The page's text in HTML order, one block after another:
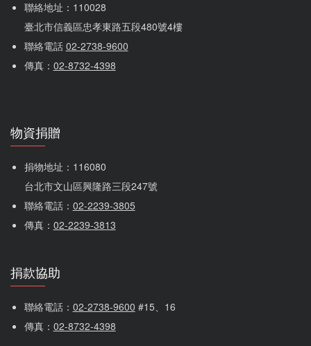
一般的親吻，不會因口水接觸而傳染愛滋病
毒。除非因為牙齦發炎或口腔潰瘍，又以法
式舌吻(喇舌)而接觸到血液，才有可能傳染愛
滋病毒(但與不安全性行為相比，透過親吻感
和體液的交換才有感染的可能，因此一般物品的
接觸並不會感染愛滋。
服用PrEP藥物就能百分之百預防感染愛滋病毒
嗎？
使用PrEP並不保證100％預防感染愛滋病毒，倘依
醫師的指示規律服藥，讓體內具足夠藥物濃度，
險，同時預防感染愛滋病毒和其他性傳染病。
有愛滋感染風險者，如頻繁性行為卻未使用保險
套、未感染愛滋病毒的感染者配偶或性伴侶等，
需經醫師評估後使用，若已經感染愛滋病毒，則
不適用。
PEP是什麼？
PEP是暴露愛滋病毒後預防感染的方式之一，如有
從事不安全危險性行為、遭性侵害、共用針器或
稀釋液的注射藥癮者等，或直接接觸到疑似愛滋
聯絡地址：110028
臺北市信義區忠孝東路五段480號4樓
聯絡電話 02-2738-9600
傳真： 02-8732-4398
物資捐贈
捐物地址：116080
台北市文山區興隆路三段247號
聯絡電話： 02-2239-3805
傳真： 02-2239-3813
捐款協助
聯絡電話： 02-2738-9600 #15、16
傳真： 02-8732-4398